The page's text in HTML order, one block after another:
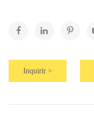
Inquirir >